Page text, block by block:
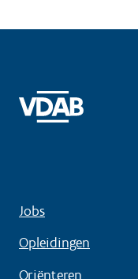
Jobs
Opleidingen
Oriënteren